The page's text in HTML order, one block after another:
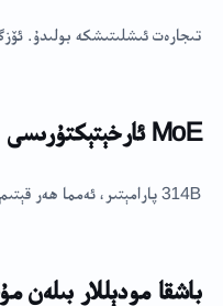
تىجارەت ئىشلىتىشكە بولىدۇ.
MoE ئارخېتېكتۇرىسى
314B پارامېتىر، ئەمما ھەر قېتىم 25% نىلا ئاكتىپلاشتۇرىدۇ. ئۈنۈملۈك.
باشقا مودېللار بىلەن